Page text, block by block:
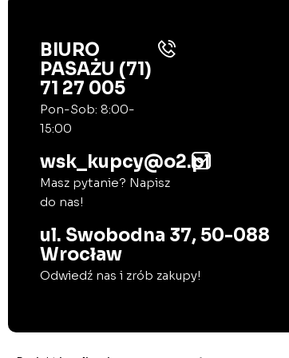
BIURO
PASAŻU (71)
71 27 005
Pon-Sob: 8:00-
15:00
wsk_kupcy@o2.pl
Masz pytanie? Napisz
do nas!
ul. Swobodna 37, 50-088
Wrocław
Odwiedź nas i zrób zakupy!